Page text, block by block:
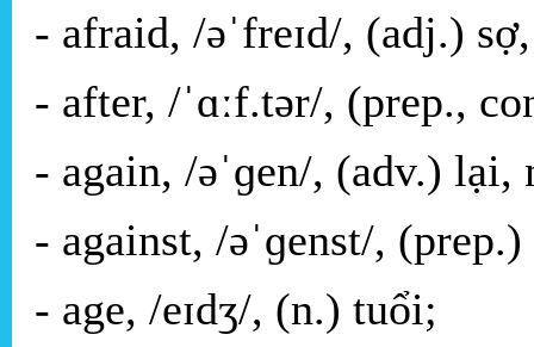
- afraid, /əˈfreɪd/, (adj.)
- after, /ˈɑːf.tər/, (prep.,
- again, /əˈɡen/, (adv.) lại,
- against, /əˈɡenst/,
- age, /eɪdʒ/, (n.) tuổi;